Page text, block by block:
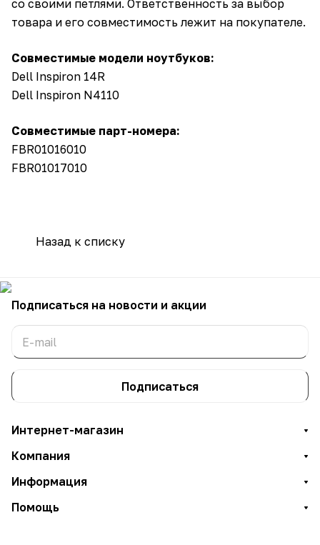
со своими петлями. Ответственность за выбор
товара и его совместимость лежит на покупателе.
Совместимые модели ноутбуков:
Dell Inspiron 14R
Dell Inspiron N4110
Совместимые парт-номера:
FBR01016010
FBR01017010
Назад к списку
Подписаться на новости и акции
Подписаться
Интернет-магазин
Компания
Информация
Помощь